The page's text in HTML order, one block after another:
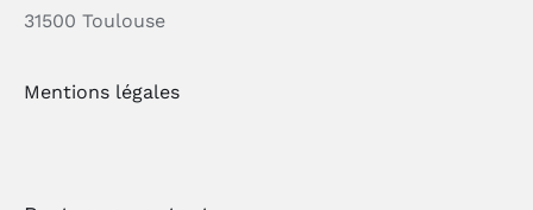
31500 Toulouse
Mentions légales